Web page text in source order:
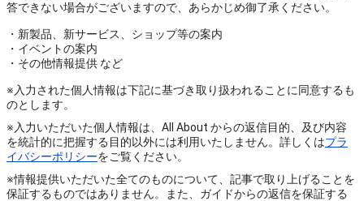
答できない場合がございますので、あらかじめ御了承ください。
・新製品、新サービス、ショップ等の案内
・イベントの案内
・その他情報提供 など
※入力された個人情報は下記に基づき取り扱われることに同意するも
のとします。
※入力いただいた個人情報は、All About からの返信目的、及び内容
を統計的に把握する目的以外には利用いたしません。詳しくはプラ
イバシーポリシーをご覧ください。
※情報提供いただいた全てのものについて、記事で取り上げることを
保証するものではありません。また、ガイドからの返信を保証する